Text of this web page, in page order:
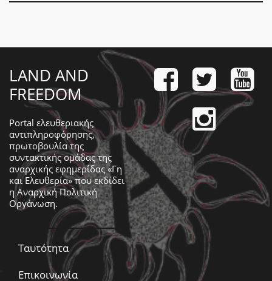
LAND AND
FREEDOM
Portal ελευθεριακής
αντιπληροφόρησης,
πρωτοβουλία της
συντακτικής ομάδας της
αναρχικής εφημερίδας «Γη
και Ελευθερία» που εκδίδει
ηΑναρχική Πολιτική
Οργάνωση.
Ταυτότητα
Επικοινωνία